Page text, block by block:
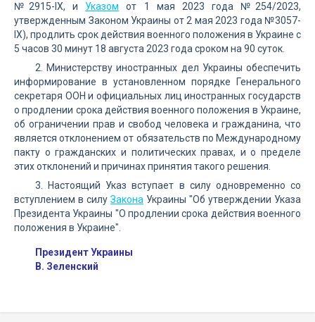
№2915-IX, и Указом от 1 мая 2023 года №254/2023,
утвержденным Законом Украины от 2 мая 2023 года №3057-
IX), продлить срок действия военного положения в Украине с
5 часов 30 минут 18 августа 2023 года сроком на 90 суток.
2. Министерству иностранных дел Украины обеспечить
информирование в установленном порядке Генерального
секретаря ООН и официальных лиц иностранных государств
о продлении срока действия военного положения в Украине,
об ограничении прав и свобод человека и гражданина, что
является отклонением от обязательств по Международному
пакту о гражданских и политических правах, и о пределе
этих отклонений и причинах принятия такого решения.
3. Настоящий Указ вступает в силу одновременно со
вступлением в силу Закона Украины "Об утверждении Указа
Президента Украины "О продлении срока действия военного
положения в Украине".
Президент Украины
В. Зеленский